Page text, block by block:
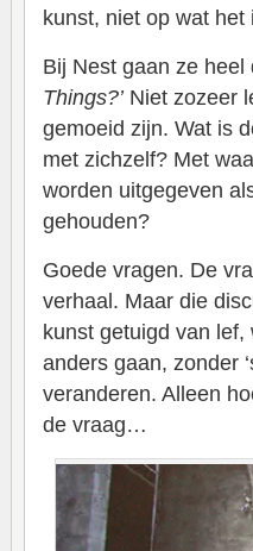
kunst, niet op wat
Bij Nest gaan ze
Things?’ Niet zozeer
gemoeid zijn. Wat is
met zichzelf? Met
worden uitgegeven
gehouden?
Goede vragen. De
verhaal. Maar die
kunst getuigd van
anders gaan, zonder
veranderen. Alleen
de vraag…